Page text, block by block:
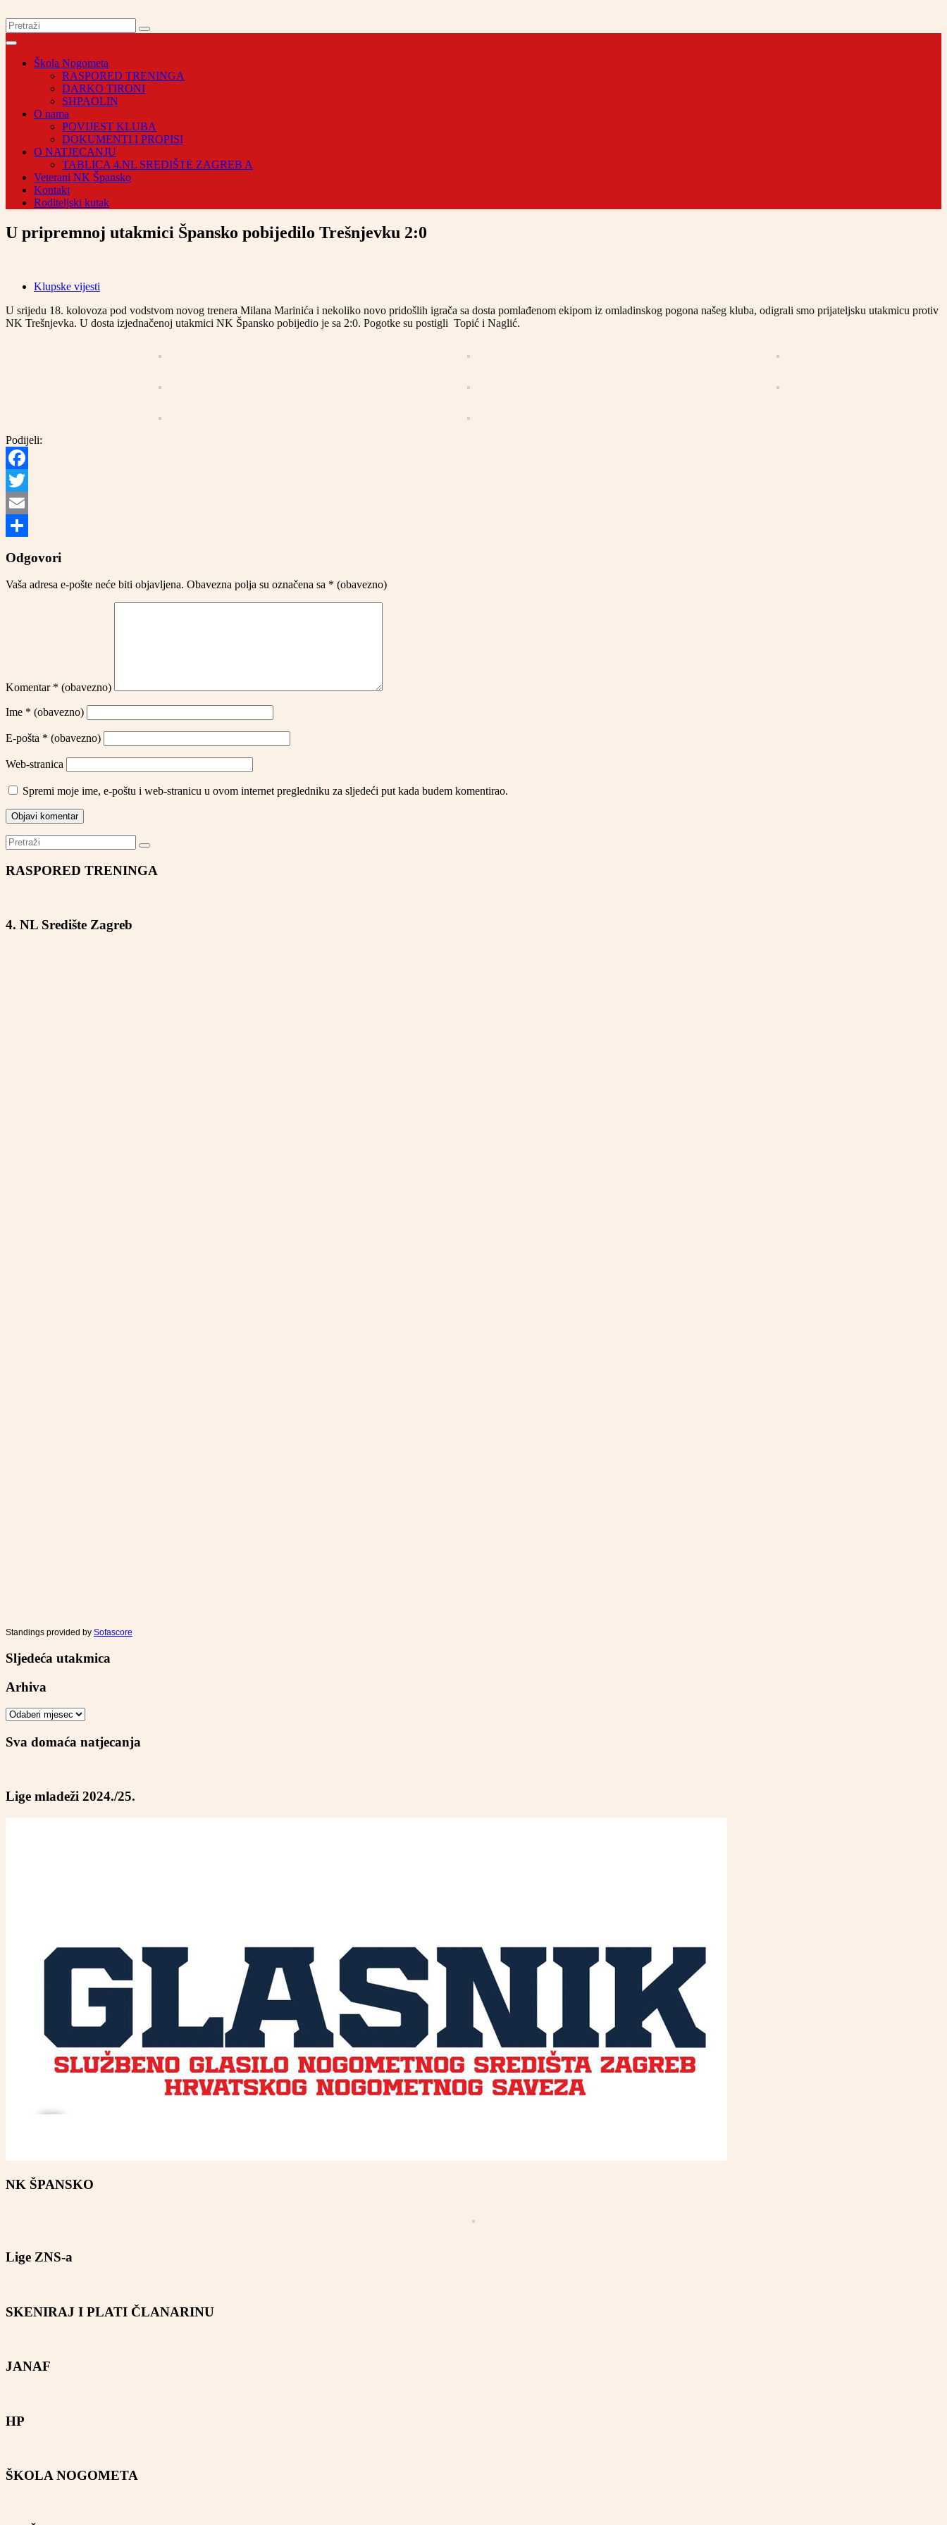
Škola Nogometa
RASPORED TRENINGA
DARKO TIRONI
SHPAOLIN
O nama
POVIJEST KLUBA
DOKUMENTI I PROPISI
O NATJECANJU
TABLICA 4.NL SREDIŠTE ZAGREB A
Veterani NK Špansko
Kontakt
Roditeljski kutak
U pripremnoj utakmici Špansko pobijedilo Trešnjevku 2:0
Klupske vijesti
U srijedu 18. kolovoza pod vodstvom novog trenera Milana Marinića i nekoliko novo pridošlih igrača sa dosta pomlađenom ekipom iz omladinskog pogona našeg kluba, odigrali smo prijateljsku utakmicu protiv
NK Trešnjevka. U dosta izjednačenoj utakmici NK Špansko pobijedio je sa 2:0. Pogotke su postigli Topić i Naglić.
Podijeli:
Facebook
Twitter
Email
Odgovori
Vaša adresa e-pošte neće biti objavljena. Obavezna polja su označena sa * (obavezno)
Komentar * (obavezno)
Ime * (obavezno)
E-pošta * (obavezno)
Web-stranica
Spremi moje ime, e-poštu i web-stranicu u ovom internet pregledniku za sljedeći put kada budem komentirao.
RASPORED TRENINGA
4. NL Središte Zagreb
Standings provided by Sofascore
Sljedeća utakmica
Arhiva
Arhiva
Sva domaća natjecanja
Lige mladeži 2024./25.
NK ŠPANSKO
Lige ZNS-a
SKENIRAJ I PLATI ČLANARINU
JANAF
HP
ŠKOLA NOGOMETA